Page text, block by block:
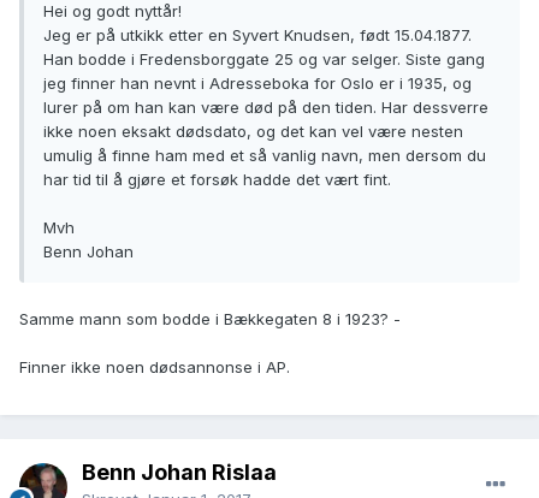
Hei og godt nyttår!
Jeg er på utkikk etter en Syvert Knudsen, født 15.04.1877.
Han bodde i Fredensborggate 25 og var selger. Siste gang
jeg finner han nevnt i Adresseboka for Oslo er i 1935, og
lurer på om han kan være død på den tiden. Har dessverre
ikke noen eksakt dødsdato, og det kan vel være nesten
umulig å finne ham med et så vanlig navn, men dersom du
har tid til å gjøre et forsøk hadde det vært fint.
Mvh
Benn Johan
Samme mann som bodde i Bækkegaten 8 i 1923? -
Finner ikke noen dødsannonse i AP.
Benn Johan Rislaa